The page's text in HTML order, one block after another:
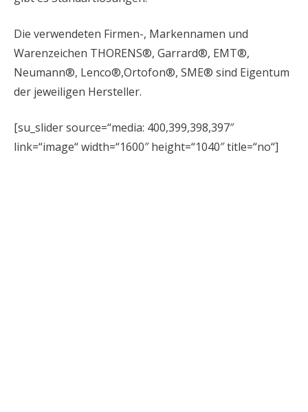
Die verwendeten Firmen-, Markennamen und
Warenzeichen THORENS®, Garrard®, EMT®,
Neumann®, Lenco®,Ortofon®, SME® sind Eigentum
der jeweiligen Hersteller.
[su_slider source=“media: 400,399,398,397″
link=“image“ width=“1600″ height=“1040″ title=“no“]